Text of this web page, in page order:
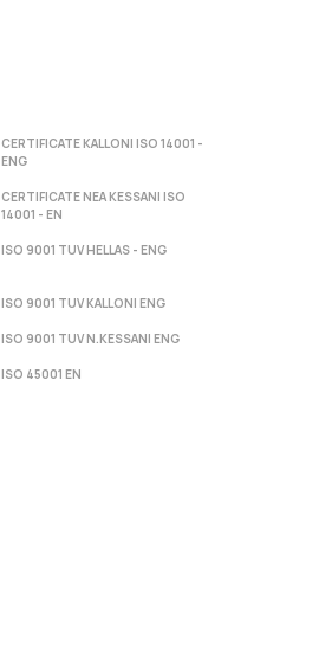
CERTIFICATE KALLONI ISO 14001 -
ENG
CERTIFICATE NEA KESSANI ISO
14001 - ΕΝ
ISO 9001 TUV HELLAS - ENG
ISO 9001 TUV KALLONI ENG
ISO 9001 TUV N.KESSANI ENG
ISO 45001 EN